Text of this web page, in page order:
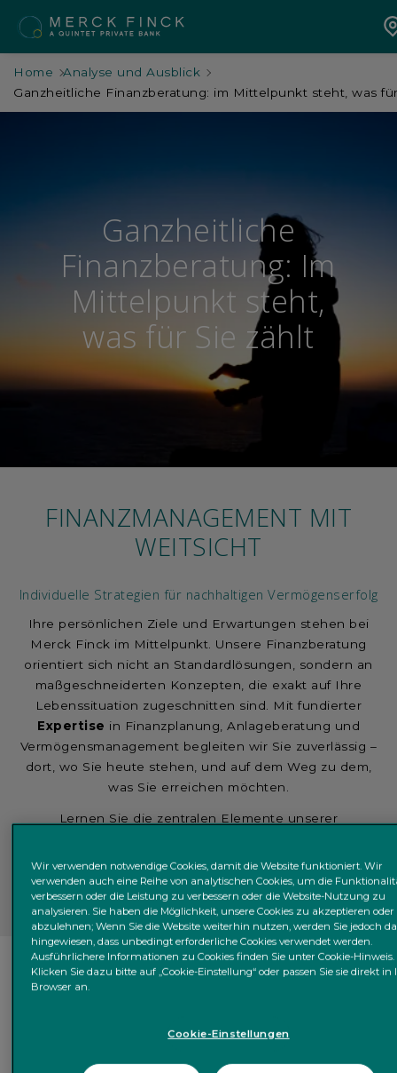
Home
Analyse und Ausblick
Ganzheitliche Finanzberatung: im Mittelpunkt steht, was
Ganzheitliche
Finanzberatung: Im
Mittelpunkt steht,
was für Sie zählt
FINANZMANAGEMENT MIT
WEITSICHT
Individuelle Strategien für nachhaltigen Vermögenserfolg
Ihre persönlichen Ziele und Erwartungen stehen bei
Merck Finck im Mittelpunkt. Unsere Finanzberatung
orientiert sich nicht an Standardlösungen, sondern an
maßgeschneiderten Konzepten, die exakt auf Ihre
Lebenssituation zugeschnitten sind. Mit fundierter
Expertise in Finanzplanung, Anlageberatung und
Vermögensmanagement begleiten wir Sie zuverlässig –
dort, wo Sie heute stehen, und auf dem Weg zu dem,
was Sie erreichen möchten.
Lernen Sie die zentralen Elemente unserer
unsere
erfahrenen Finanzberater Ihr Vertrauen
verdienen.
GANZHEITLICHE
Nachhaltige Finanzberatung in vier Schritten
Wir verwenden notwendige Cookies, damit die Website funktioniert. Wir
verwenden auch eine Reihe von analytischen Cookies, um die
verbessern oder die Leistung zu verbessern oder die Website-Nutzung zu
analysieren. Sie haben die Möglichkeit, unsere Cookies zu akzeptieren oder
abzulehnen; Wenn Sie die Website weiterhin nutzen, werden Sie jedoch
hingewiesen, dass unbedingt erforderliche Cookies verwendet werden.
Ausführlichere Informationen zu Cookies finden Sie unter Cookie-Hinweis.
Klicken Sie dazu bitte auf „Cookie-Einstellung“ oder passen Sie sie direkt
Browser an.
Cookie-Einstellungen